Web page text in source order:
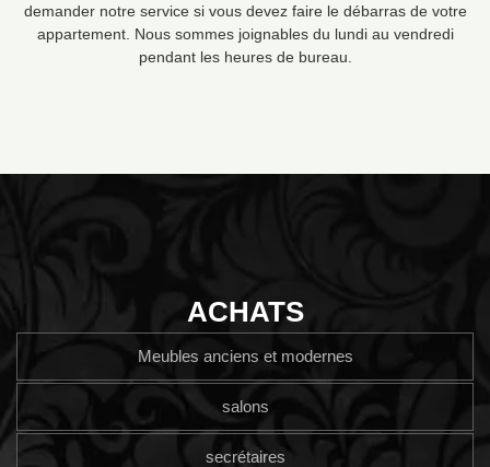
demander notre service si vous devez faire le débarras de votre
appartement. Nous sommes joignables du lundi au vendredi
pendant les heures de bureau.
ACHATS
Meubles anciens et modernes
salons
secrétaires